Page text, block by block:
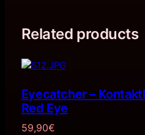
Related products
Eyecatcher –
Red Eye
59,90€